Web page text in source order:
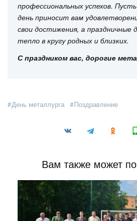
профессиональных успехов.
день приносит вам
свои достижения, а праздничные
тепло в кругу родных и близких.
С праздником вас, дорогие
День металлурга Поздравление
Вам также может